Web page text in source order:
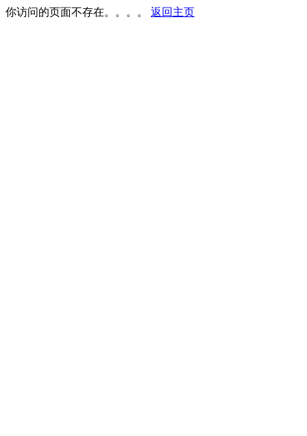
你访问的页面不存在。。。。 返回主页